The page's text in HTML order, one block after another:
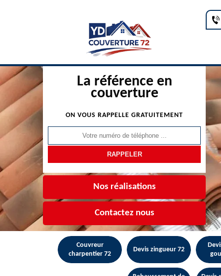
La référence en
couverture
ON VOUS RAPPELLE GRATUITEMENT
Nos réalisations
Contactez nous
Couvreur
charpentier 72
Devis zingueur 72